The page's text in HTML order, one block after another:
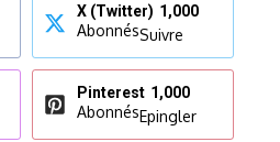
X (Twitter) 1,000
AbonnésSuivre
Pinterest 1,000
AbonnésEpingler